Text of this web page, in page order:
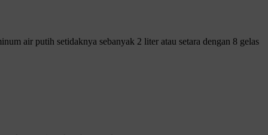
air putih setidaknya sebanyak 2 liter atau setara dengan 8 gelas